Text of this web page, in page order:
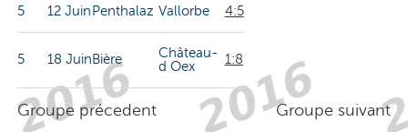
5 12 Juin Penthalaz Vallorbe 4:5
5 18 JuinBière
Château-
d Oex
1:8
Groupe précedent
Groupe suivant